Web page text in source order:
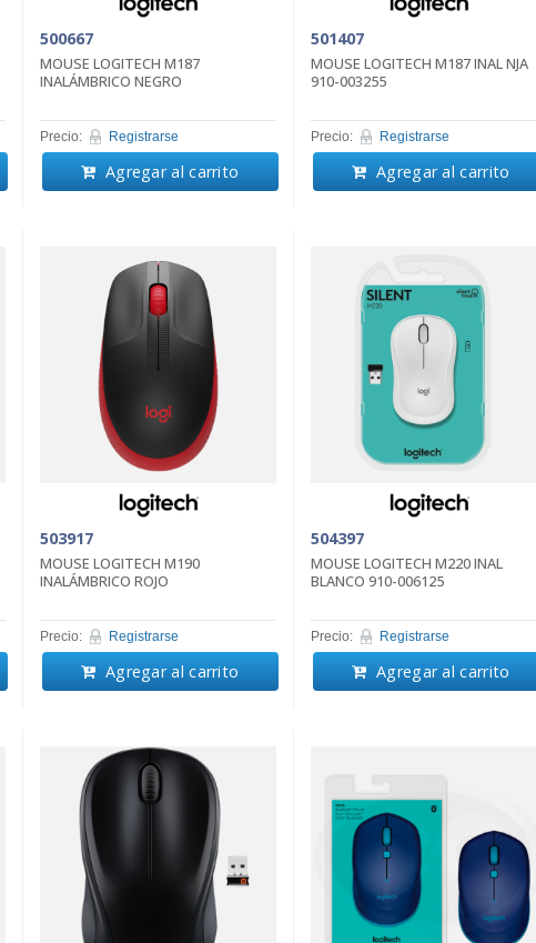
500667
MOUSE LOGITECH M187
INALÁMBRICO NEGRO
Precio: Registrarse
Agregar al carrito
501407
MOUSE LOGITECH M187 INAL NJA
910-003255
Precio: Registrarse
Agregar al carrito
503917
MOUSE LOGITECH M190
INALÁMBRICO ROJO
Precio: Registrarse
Agregar al carrito
504397
MOUSE LOGITECH M220 INAL
BLANCO 910-006125
Precio: Registrarse
Agregar al carrito